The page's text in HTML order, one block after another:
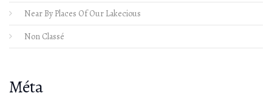
Near By Places Of Our Lakecious
Non Classé
Méta